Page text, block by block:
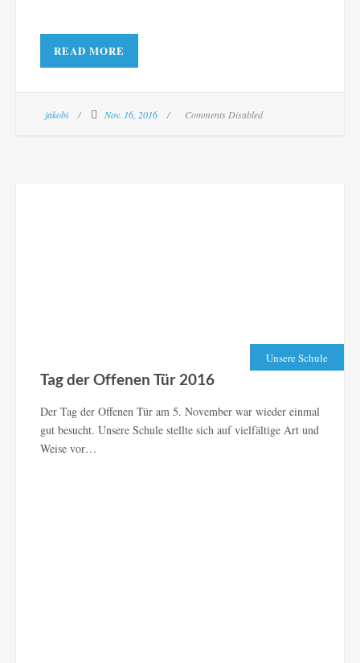
READ MORE
jakobi Nov. 16, 2016 Comments Disabled
Unsere Schule
Tag der Offenen Tür 2016
Der Tag der Offenen Tür am 5. November war wieder einmal
gut besucht. Unsere Schule stellte sich auf vielfältige Art und
Weise vor…